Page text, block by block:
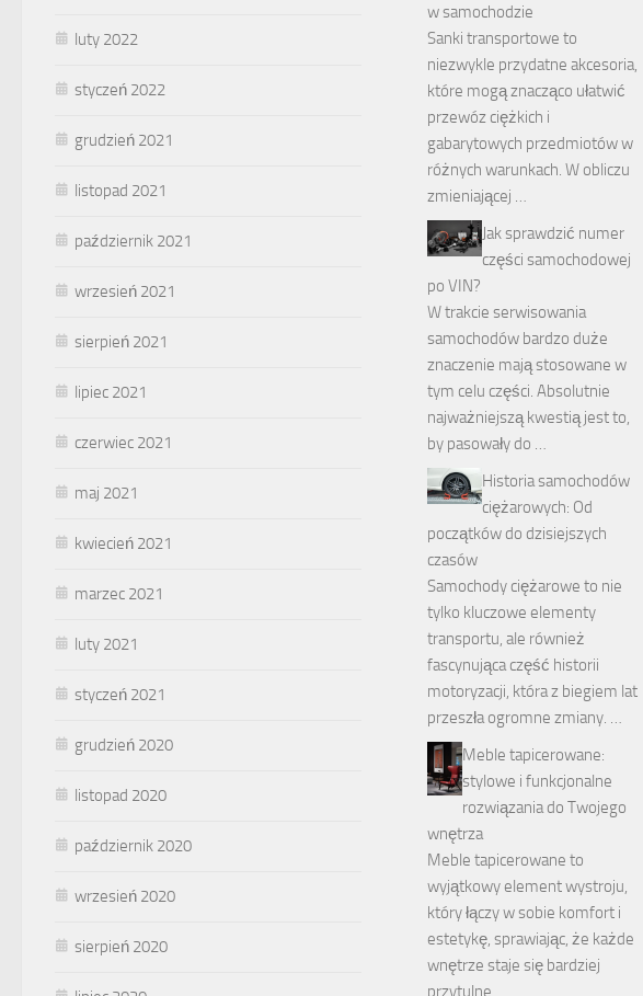
luty 2022
styczeń 2022
grudzień 2021
listopad 2021
październik 2021
wrzesień 2021
sierpień 2021
lipiec 2021
czerwiec 2021
maj 2021
kwiecień 2021
marzec 2021
luty 2021
styczeń 2021
grudzień 2020
listopad 2020
październik 2020
wrzesień 2020
sierpień 2020
w samochodzie
Sanki transportowe to
niezwykle przydatne akcesoria,
które mogą znacząco ułatwić
przewóz ciężkich i
gabarytowych przedmiotów w
różnych warunkach. W obliczu
zmieniającej …
Jak sprawdzić numer
części samochodowej
po VIN?
W trakcie serwisowania
samochodów bardzo duże
znaczenie mają stosowane w
tym celu części. Absolutnie
najważniejszą kwestią jest to,
by pasowały do …
Historia samochodów
ciężarowych: Od
początków do dzisiejszych
czasów
Samochody ciężarowe to nie
tylko kluczowe elementy
transportu, ale również
fascynująca część historii
motoryzacji, która z biegiem lat
przeszła ogromne zmiany. …
Meble tapicerowane:
stylowe i funkcjonalne
rozwiązania do Twojego
wnętrza
Meble tapicerowane to
wyjątkowy element wystroju,
który łączy w sobie komfort i
estetykę, sprawiając, że każde
wnętrze staje się bardziej
przytulne …